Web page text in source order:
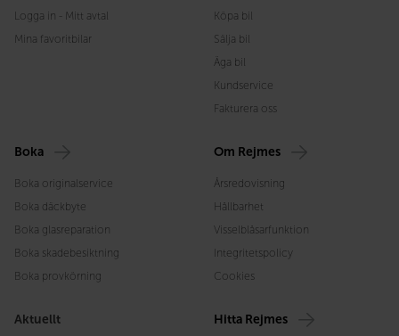
Logga in - Mitt avtal
Mina favoritbilar
Köpa bil
Sälja bil
Äga bil
Kundservice
Fakturera oss
Boka
Boka originalservice
Boka däckbyte
Boka glasreparation
Boka skadebesiktning
Boka provkörning
Om Rejmes
Årsredovisning
Hållbarhet
Visselblåsarfunktion
Integritetspolicy
Cookies
Aktuellt Hitta Rejmes